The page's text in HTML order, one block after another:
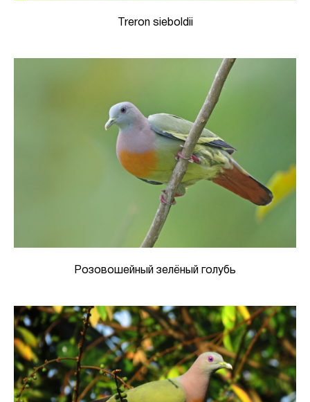
Treron sieboldii
Розовошейный зелёный голубь